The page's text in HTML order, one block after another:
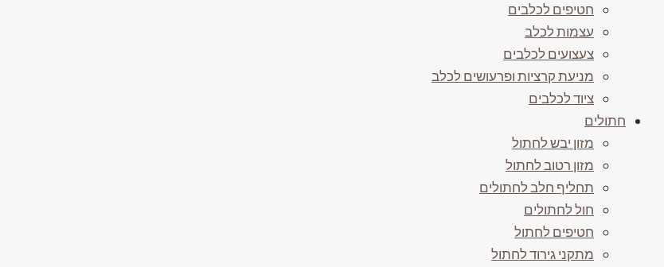
חטיפים לכלבים
עצמות לכלב
צעצועים לכלבים
מניעת קרציות ופרעושים לכלב
ציוד לכלבים
חתולים
מזון יבש לחתול
מזון רטוב לחתול
תחליף חלב לחתולים
חול לחתולים
חטיפים לחתול
מתקני גירוד לחתול